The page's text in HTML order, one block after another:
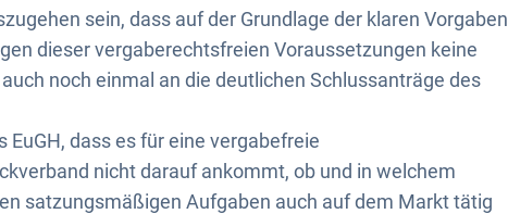
sein, dass auf der Grundlage der klaren Vorgaben
dieser vergaberechtsfreien Voraussetzungen keine
noch einmal an die deutlichen Schlussanträge des
dass es für eine vergabefreie
nicht darauf ankommt, ob und in welchem
satzungsmäßigen Aufgaben auch auf dem Markt tätig